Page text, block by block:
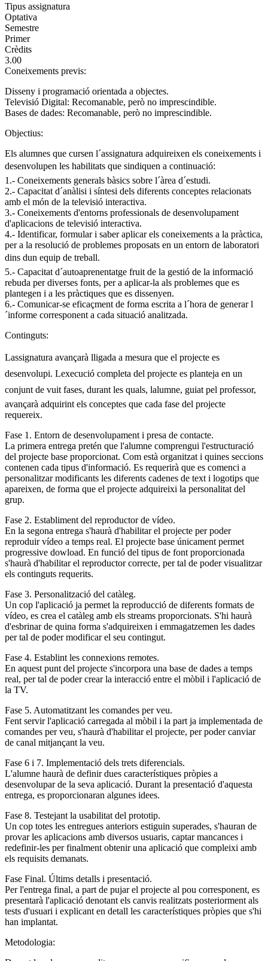
Tipus assignatura
Optativa
Semestre
Primer
Crèdits
3.00
Coneixements previs:
Disseny i programació orientada a objectes.
Televisió Digital: Recomanable, però no imprescindible.
Bases de dades: Recomanable, però no imprescindible.
Objectius:
Els alumnes que cursen l´assignatura adquireixen els coneixements i
desenvolupen les habilitats que sindiquen a continuació:
1.- Coneixements generals bàsics sobre l´àrea d´estudi.
2.- Capacitat d´anàlisi i síntesi dels diferents conceptes relacionats
amb el món de la televisió interactiva.
3.- Coneixements d'entorns professionals de desenvolupament
d'aplicacions de televisió interactiva.
4.- Identificar, formular i saber aplicar els coneixements a la pràctica,
per a la resolució de problemes proposats en un entorn de laboratori
dins dun equip de treball.
5.- Capacitat d´autoaprenentatge fruit de la gestió de la informació
rebuda per diverses fonts, per a aplicar-la als problemes que es
plantegen i a les pràctiques que es dissenyen.
6.- Comunicar-se eficaçment de forma escrita a l´hora de generar l
´informe corresponent a cada situació analitzada.
Continguts:
Lassignatura avançarà lligada a mesura que el projecte es
desenvolupi. Lexecució completa del projecte es planteja en un
conjunt de vuit fases, durant les quals, lalumne, guiat pel professor,
avançarà adquirint els conceptes que cada fase del projecte
requereix.
Fase 1. Entorn de desenvolupament i presa de contacte.
La primera entrega pretén que l'alumne comprengui l'estructuració
del projecte base proporcionat. Com està organitzat i quines seccions
contenen cada tipus d'informació. Es requerirà que es comenci a
personalitzar modificants les diferents cadenes de text i logotips que
apareixen, de forma que el projecte adquireixi la personalitat del
grup.
Fase 2. Establiment del reproductor de vídeo.
En la segona entrega s'haurà d'habilitar el projecte per poder
reproduir vídeo a temps real. El projecte base únicament permet
progressive dowload. En funció del tipus de font proporcionada
s'haurà d'habilitar el reproductor correcte, per tal de poder visualitzar
els continguts requerits.
Fase 3. Personalització del catàleg.
Un cop l'aplicació ja permet la reproducció de diferents formats de
vídeo, es crea el catàleg amb els streams proporcionats. S'hi haurà
d'esbrinar de quina forma s'adquireixen i emmagatzemen les dades
per tal de poder modificar el seu contingut.
Fase 4. Establint les connexions remotes.
En aquest punt del projecte s'incorpora una base de dades a temps
real, per tal de poder crear la interacció entre el mòbil i l'aplicació de
la TV.
Fase 5. Automatitzant les comandes per veu.
Fent servir l'aplicació carregada al mòbil i la part ja implementada de
comandes per veu, s'haurà d'habilitar el projecte, per poder canviar
de canal mitjançant la veu.
Fase 6 i 7. Implementació dels trets diferencials.
L'alumne haurà de definir dues característiques pròpies a
desenvolupar de la seva aplicació. Durant la presentació d'aquesta
entrega, es proporcionaran algunes idees.
Fase 8. Testejant la usabilitat del prototip.
Un cop totes les entregues anteriors estiguin superades, s'hauran de
provar les aplicacions amb diversos usuaris, captar mancances i
redefinir-les per finalment obtenir una aplicació que compleixi amb
els requisits demanats.
Fase Final. Últims detalls i presentació.
Per l'entrega final, a part de pujar el projecte al pou corresponent, es
presentarà l'aplicació denotant els canvis realitzats posteriorment als
tests d'usuari i explicant en detall les característiques pròpies que s'hi
han implantat.
Metodologia: